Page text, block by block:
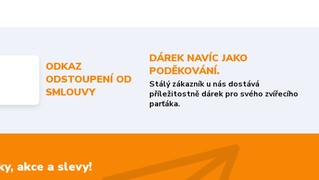
ODKAZ
ODSTOUPENÍ OD
SMLOUVY
DÁREK NAVÍC JAKO
PODĚKOVÁNÍ.
Stálý zákazník u nás dostává
příležitostně dárek pro svého zvířecího
parťáka.
akce a slevy!